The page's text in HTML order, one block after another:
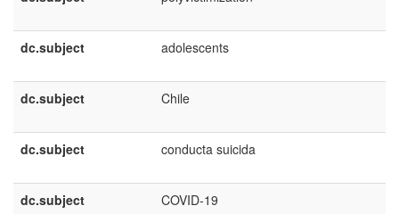
dc.subject adolescents
dc.subject Chile
dc.subject conducta suicida
dc.subject COVID-19